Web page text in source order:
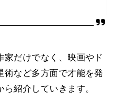
家だけでなく、映画やド
術など多方面で才能を発
紹介していきます。